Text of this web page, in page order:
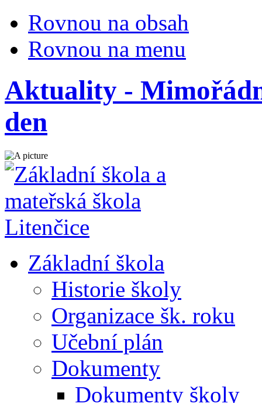
Rovnou na obsah
Rovnou na menu
Aktuality -
den
Základní škola
Historie školy
Organizace šk. roku
Učební plán
Dokumenty
Dokumenty školy